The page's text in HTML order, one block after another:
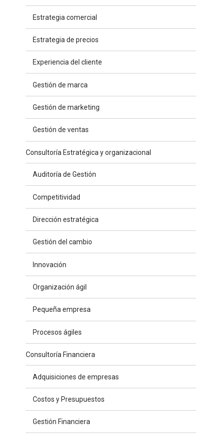
Estrategia comercial
Estrategia de precios
Experiencia del cliente
Gestión de marca
Gestión de marketing
Gestión de ventas
Consultoría Estratégica y organizacional
Auditoría de Gestión
Competitividad
Dirección estratégica
Gestión del cambio
Innovación
Organización ágil
Pequeña empresa
Procesos ágiles
Consultoría Financiera
Adquisiciones de empresas
Costos y Presupuestos
Gestión Financiera